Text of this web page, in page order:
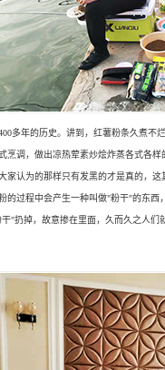
多年的历史。讲到，红薯粉条久煮
烹调，做出凉热荤素炒烩炸蒸各式各
家认为的那样只有发黑的才是真的，
的过程中会产生一种叫做"粉干"的东
"扔掉，故意掺在里面，久而久之人